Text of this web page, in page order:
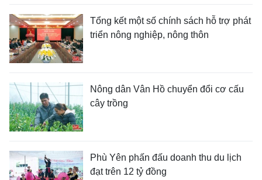
Tổng kết một số chính sách hỗ trợ phát
triển nông nghiệp, nông thôn
Nông dân Vân Hồ chuyển đổi cơ cấu
cây trồng
Phù Yên phấn đấu doanh thu du lịch
đạt trên 12 tỷ đồng